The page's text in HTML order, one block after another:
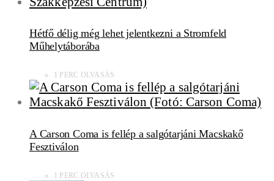
Hétfő délig még lehet jelentkezni a Stromfeld
Műhelytáborába
1 PERC OLVASÁS
A Carson Coma is fellép a salgótarjáni Macskakő
Fesztiválon
1 PERC OLVASÁS